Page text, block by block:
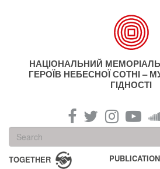
НАЦІОНАЛЬНИЙ
ГЕРОЇВ НЕБЕСНОЇ СОТНІ –
ГІДНОСТІ
Search
form
Search
TOGETHER